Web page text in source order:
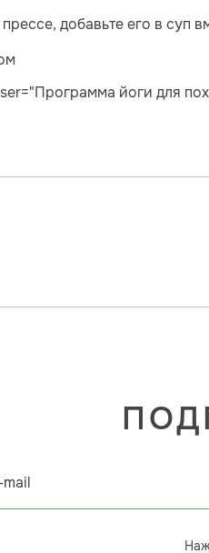
добавьте его в суп
йоги для